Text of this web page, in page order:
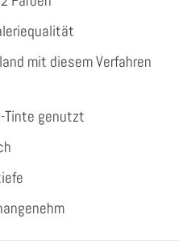
mit diesem Verfahren
Tinte genutzt